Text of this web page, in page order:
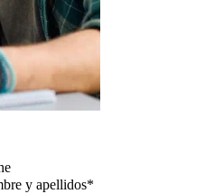
y apellidos*